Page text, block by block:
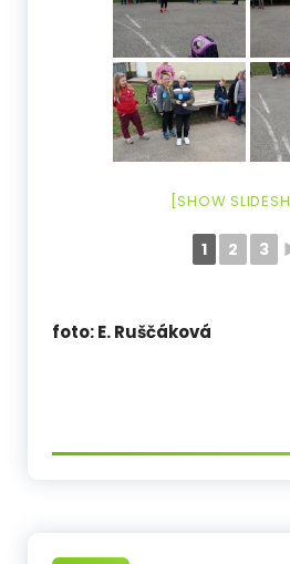
[SHOW
1 2 3
foto: E. Ruščáková